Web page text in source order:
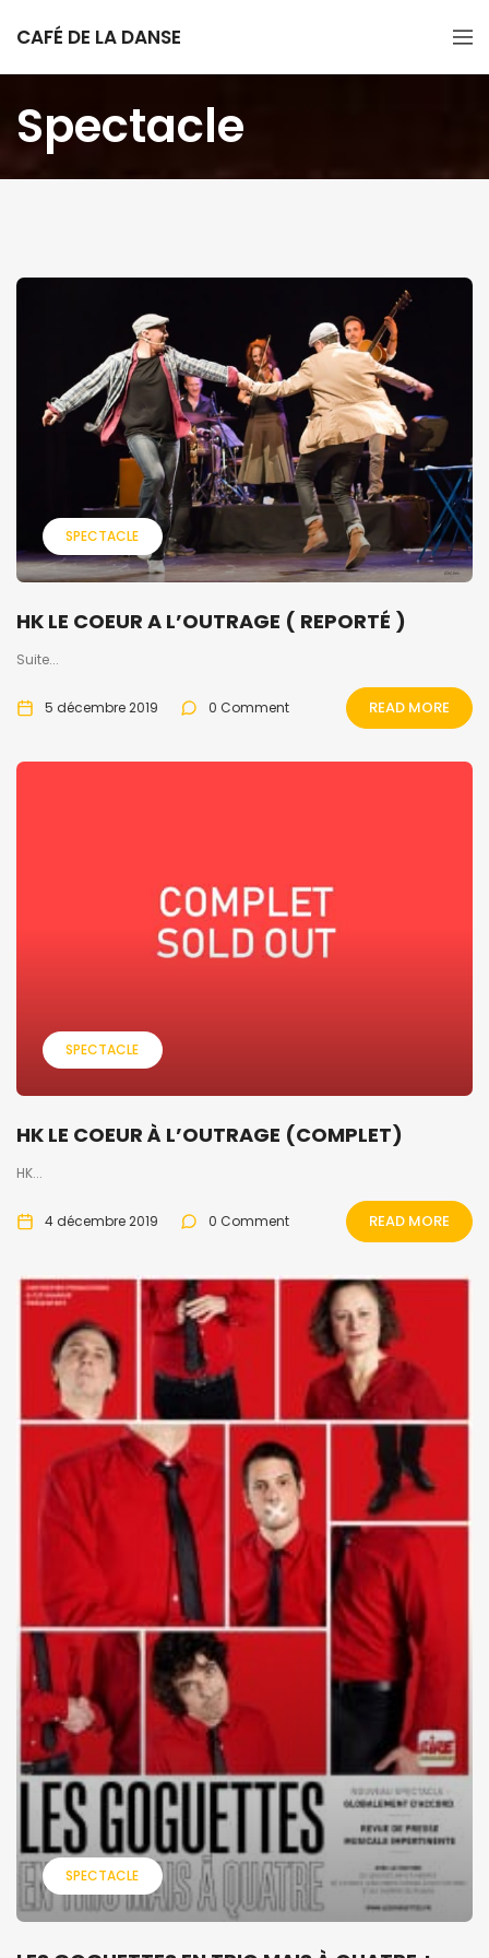
CAFÉ DE LA DANSE
Spectacle
SPECTACLE
HK LE COEUR A L’OUTRAGE ( REPORTÉ )
Suite...
5 décembre 2019 0 Comment READ MORE
SPECTACLE
HK LE COEUR À L’OUTRAGE (COMPLET)
HK...
4 décembre 2019 0 Comment READ MORE
SPECTACLE